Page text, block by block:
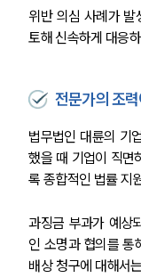
위반 의심 사례가 발
토해 신속하게 대응
전문가의 조
법무법인 대륜의 기
했을 때 기업이 직면
록 종합적인 법률 지
과징금 부과가 예상
인 소명과 협의를 통
배상 청구에 대해서